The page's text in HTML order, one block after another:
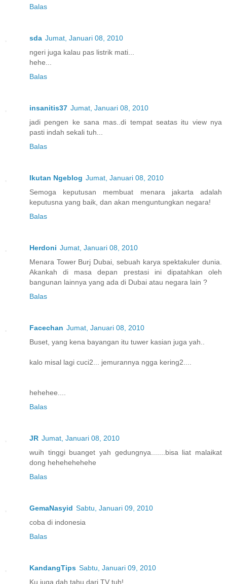
Balas
sda Jumat, Januari 08, 2010
ngeri juga kalau pas listrik mati...
hehe...
Balas
insanitis37 Jumat, Januari 08, 2010
jadi pengen ke sana mas..di tempat seatas itu view nya
pasti indah sekali tuh...
Balas
Ikutan Ngeblog Jumat, Januari 08, 2010
Semoga keputusan membuat menara jakarta adalah
keputusna yang baik, dan akan menguntungkan negara!
Balas
Herdoni Jumat, Januari 08, 2010
Menara Tower Burj Dubai, sebuah karya spektakuler dunia.
Akankah di masa depan prestasi ini dipatahkan oleh
bangunan lainnya yang ada di Dubai atau negara lain ?
Balas
Facechan Jumat, Januari 08, 2010
Buset, yang kena bayangan itu tuwer kasian juga yah..
kalo misal lagi cuci2... jemurannya ngga kering2....
hehehee....
Balas
JR Jumat, Januari 08, 2010
wuih tinggi buanget yah gedungnya.......bisa liat malaikat
dong hehehehehehe
Balas
GemaNasyid Sabtu, Januari 09, 2010
coba di indonesia
Balas
KandangTips Sabtu, Januari 09, 2010
Ku juga dah tahu dari TV tuh!